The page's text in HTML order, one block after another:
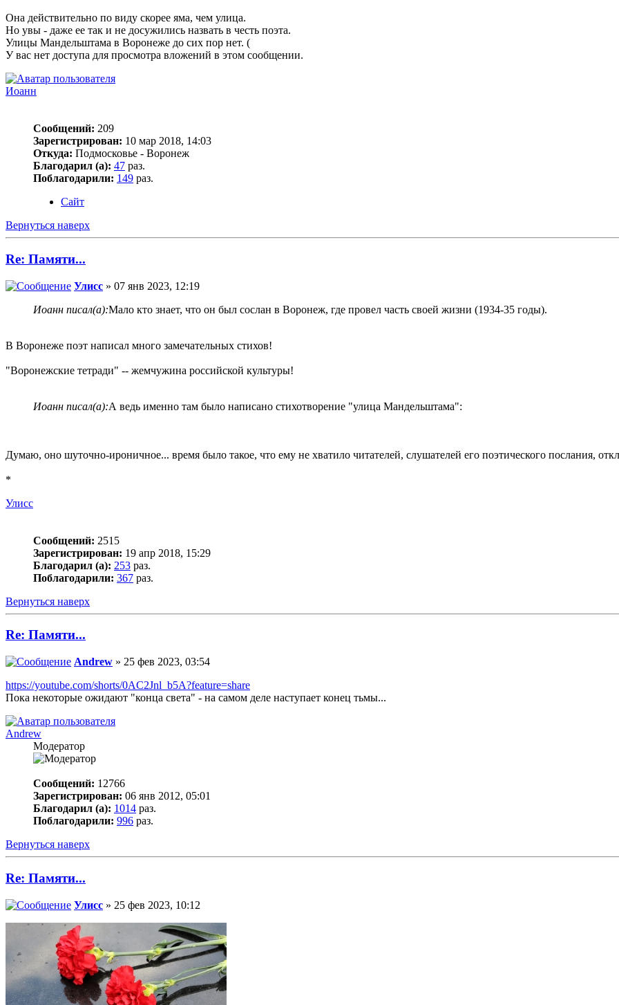
Она действительно по виду скорее яма, чем улица.
Но увы - даже ее так и не досужились назвать в честь поэта.
Улицы Мандельштама в Воронеже до сих пор нет. (
У вас нет доступа для просмотра вложений в этом сообщении.
Иоанн
Сообщений: 209
Зарегистрирован: 10 мар 2018, 14:03
Откуда: Подмосковье - Воронеж
Благодарил (а): 47 раз.
Поблагодарили: 149 раз.
Сайт
Вернуться наверх
Re: Памяти...
Улисс » 07 янв 2023, 12:19
Иоанн писал(а):Мало кто знает, что он был сослан в Воронеж, где провел часть своей жизни (1934-35 годы).
В Воронеже поэт написал много замечательных стихов!
"Воронежские тетради" -- жемчужина российской культуры!
Иоанн писал(а):А ведь именно там было написано стихотворение "улица Мандельштама":
Думаю, оно шуточно-ироничное... время было такое, что ему не хватило читателей, слушателей его поэтического послания,
*
Улисс
Сообщений: 2515
Зарегистрирован: 19 апр 2018, 15:29
Благодарил (а): 253 раз.
Поблагодарили: 367 раз.
Вернуться наверх
Re: Памяти...
Andrew » 25 фев 2023, 03:54
https://youtube.com/shorts/0AC2Jnl_b5A?feature=share
Пока некоторые ожидают "конца света" - на самом деле наступает конец тьмы...
Andrew
Модератор
Сообщений: 12766
Зарегистрирован: 06 янв 2012, 05:01
Благодарил (а): 1014 раз.
Поблагодарили: 996 раз.
Вернуться наверх
Re: Памяти...
Улисс » 25 фев 2023, 10:12